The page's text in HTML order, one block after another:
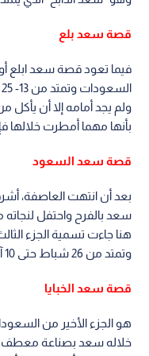
قصة سعد بلع
فيما تعود قصة سعد ابلع
ولم يجد أمامه إلا أن يأكل
بأنها مهما أمطرت خلالها
قصة سعد السعود
بعد أن انتهت العاصفة،
سعد بالفرح واحتفل
هنا جاءت تسمية الجزء
وتمتد من 26 شباط حتى 10 آذار.
قصة سعد الخبايا
هو الجزء الأخير من
خلاله سعد بصناعة معطف له